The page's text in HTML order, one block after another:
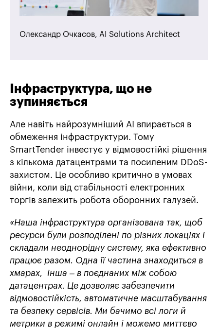
Олександр Очкасов, AI Solutions Architect
Інфраструктура, що не
зупиняється
Але навіть найрозумніший AI впирається в
обмеження інфраструктури. Тому
SmartTender інвестує у відмовостійкі рішення
з кількома датацентрами та посиленим DDoS-
захистом. Це особливо критично в умовах
війни, коли від стабільності електронних
торгів залежить робота оборонних галузей.
«Наша інфраструктура організована так, щоб
ресурси були розподілені по різних локаціях і
складали неоднорідну систему, яка ефективно
працює разом. Одна її частина знаходиться в
хмарах, інша – в поєднаних між собою
датацентрах. Це дозволяє забезпечити
відмовостійкість, автоматичне масштабування
та безпеку сервісів. Ми бачимо всі логи й
метрики в режимі онлайн і можемо миттєво